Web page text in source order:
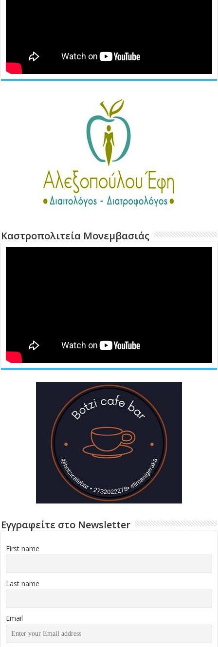
Καστροπολιτεία Μονεμβασιάς
Εγγραφείτε στο Newsletter
First name
Last name
Email